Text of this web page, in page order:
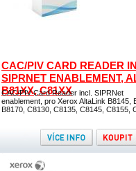
CAC/PIV CARD READER
SIPRNET ENABLEMENT,
B81XX, C81XX
CAC/PIV Card Reader incl. SIPRNet
enablement, pro Xerox AltaLink B8145,
B8170, C8130, C8135, C8145, C8155,